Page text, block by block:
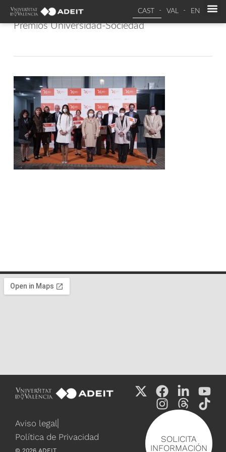
CAST VAL EN
SOLICITA
INFORMACIÓN
Premios Universidad-Sociedad
Aviso legal
Política de Privacidad
© 2026 ADEIT